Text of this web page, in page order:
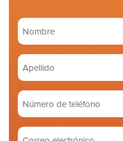
Nombre
(Required)
Apellido
(Required)
Número
de
teléfono
Correo